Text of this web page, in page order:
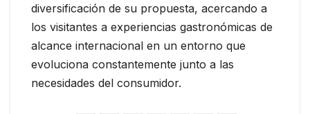
diversificación de su propuesta, acercando a
los visitantes a experiencias gastronómicas de
alcance internacional en un entorno que
evoluciona constantemente junto a las
necesidades del consumidor.